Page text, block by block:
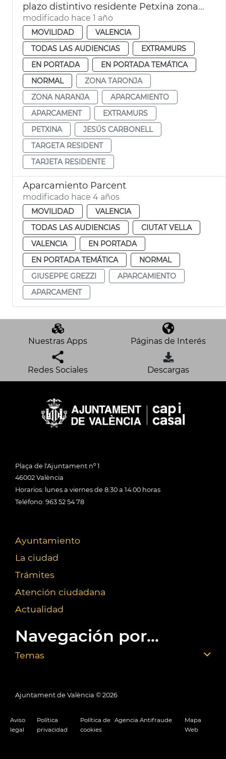
plazo distintivo residente Petxina zona naranja
modificado hace 1 año
MOVILIDAD
VALENCIA
TODAS LAS AUDIENCIAS
EXTRAMURS
EN PORTADA
EN PORTADA TEMÁTICA
NORMAL
ZONA TARONJA
ZONA NARANJA
APARCAMIENTO
APARCAMENT
EXTRAMURS
PETXINA
JESÚS CARBONELL
TARGETA RESIDENT
TARJETA RESIDENTE
Aparcamiento Parcent
modificado hace 4 años
MOVILIDAD
VALENCIA
TODAS LAS AUDIENCIAS
CIUTAT VELLA
VALENCIA
EN PORTADA
EN PORTADA TEMÁTICA
NORMAL
GIUSEPPE GREZZI
APARCAMIENTO
APARCAMENT
Nuestras Apps Páginas de Interés
Redes Sociales Descargas
Plaça de l'Ajuntament nº 1
46002 València
Horarios: lunes a viernes de 8:30 a 14:00 horas
Teléfono: 963 52 54 78
Ayuntamiento
La ciudad
Trámites
Atención ciudadana
Actualidad
Navegación por...
Temas
Ajuntament de València © 2026
Aviso
legal
Política
privacidad
Política de
cookies
Agencia Antifraude
Mapa
Web